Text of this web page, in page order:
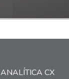
ANALÍTICA CX